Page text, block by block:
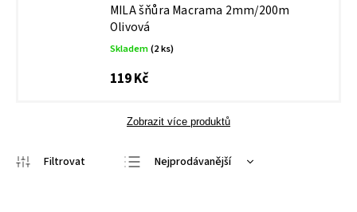
MILA šňůra Macrama 2mm/200m
Olivová
Skladem(2 ks)
119 Kč
Zobrazit více produktů
Nejprodávanější